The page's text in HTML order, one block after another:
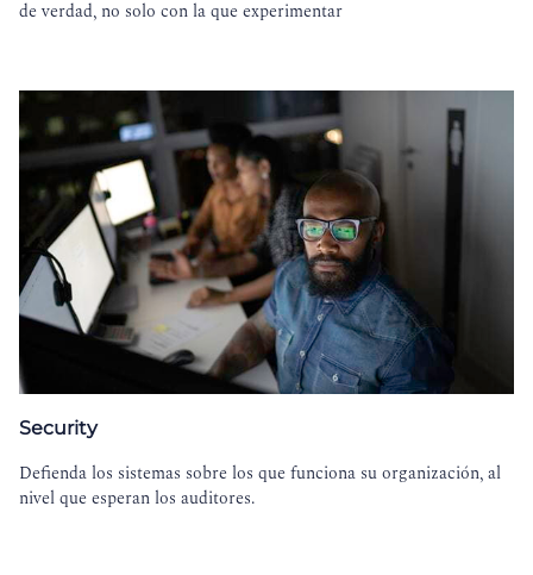
de verdad, no solo con la que experimentar
Security
Defienda los sistemas sobre los que funciona su organización, al
nivel que esperan los auditores.